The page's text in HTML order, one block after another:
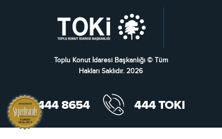
Toplu Konut İdaresi Başkanlığı © Tüm
Hakları Saklıdır. 2026